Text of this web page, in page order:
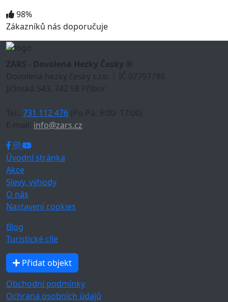
98%
Zákazníků nás doporučuje
ZARS - Dovolená Hezky Česky ®
Dovolená hezky česky s.r.o. | IČ 07797788
Jičínská 543, 742 58 Příbor
Tel.: 731 112 476 (Po-Pá: 9:00- 17:00)
E-mail: info@zars.cz
Úvodní stránka
Akce
Slevy, výhody
O nás
Nastavení cookies
Blog
Turistické cíle
Přidat objekt
Obchodní podmínky
Ochrana osobních údajů